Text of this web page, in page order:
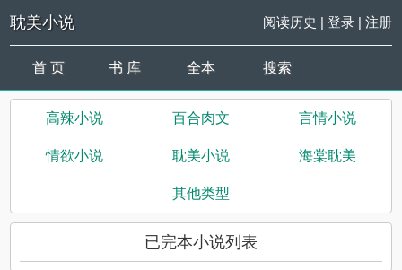
耽美小说 阅读历史 | 登录| 注册
首 页 书 库 全本 搜索
高辣小说 百合肉文 言情小说
情欲小说 耽美小说 海棠耽美
其他类型
已完本小说列表